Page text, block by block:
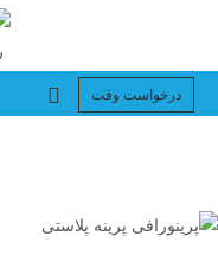
درخواست وقت